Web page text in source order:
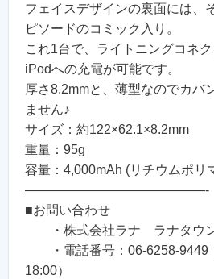
フェイスデザインの裏面には、
ピソードのコミック入り。
これ1台で、ライトニングコネ
iPodへの充電が可能です。
厚さ8.2mmと、薄型なのでカバ
ません♪
サイズ：約122×62.1×8.2mm
重量：95g
容量：4,000mAh (リチウムポリ
——————————————-
■お問い合わせ
・株式会社ラナ ラナタウン
・電話番号：06-6258-9449
18:00）